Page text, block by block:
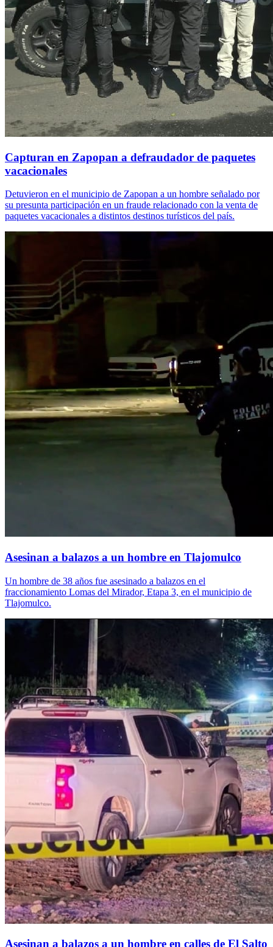
Capturan en Zapopan a defraudador de paquetes
vacacionales
Detuvieron en el municipio de Zapopan a un hombre señalado por
su presunta participación en un fraude relacionado con la venta de
paquetes vacacionales a distintos destinos turísticos del país.
Asesinan a balazos a un hombre en Tlajomulco
Un hombre de 38 años fue asesinado a balazos en el
fraccionamiento Lomas del Mirador, Etapa 3, en el municipio de
Tlajomulco.
Asesinan a balazos a un hombre en calles de El Salto